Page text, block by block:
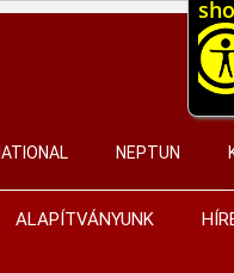
NEPTUN
ALAPÍTVÁNYUNK